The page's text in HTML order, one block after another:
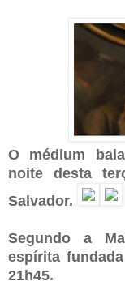
O médium
noite desta
Salvador.
Segundo a
espírita
21h45.